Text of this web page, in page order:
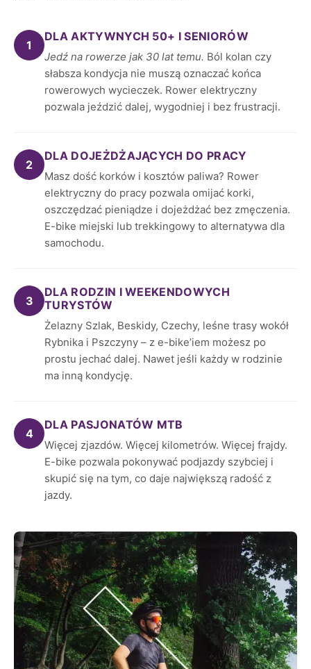
1
DLA AKTYWNYCH 50+ I SENIORÓW
Jedź na rowerze jak 30 lat temu. Ból kolan czy
słabsza kondycja nie muszą oznaczać końca
rowerowych wycieczek. Rower elektryczny
pozwala jeździć dalej, wygodniej i bez frustracji.
2
DLA DOJEŻDŻAJĄCYCH DO PRACY
Masz dość korków i kosztów paliwa? Rower
elektryczny do pracy pozwala omijać korki,
oszczędzać pieniądze i dojeżdżać bez zmęczenia.
E-bike miejski lub trekkingowy to alternatywa dla
samochodu.
3
DLA RODZIN I WEEKENDOWYCH
TURYSTÓW
Żelazny Szlak, Beskidy, Czechy, leśne trasy wokół
Rybnika i Pszczyny – z e-bike’iem możesz po
prostu jechać dalej. Nawet jeśli każdy w rodzinie
ma inną kondycję.
4
DLA PASJONATÓW MTB
Więcej zjazdów. Więcej kilometrów. Więcej frajdy.
E-bike pozwala pokonywać podjazdy szybciej i
skupić się na tym, co daje największą radość z
jazdy.